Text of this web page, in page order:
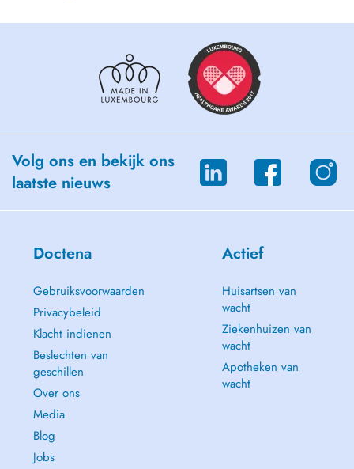
Volg ons en bekijk ons
laatste nieuws
Doctena
Gebruiksvoorwaarden
Privacybeleid
Klacht indienen
Beslechten van
geschillen
Over ons
Media
Blog
Jobs
Actief
Huisartsen van
wacht
Ziekenhuizen van
wacht
Apotheken van
wacht